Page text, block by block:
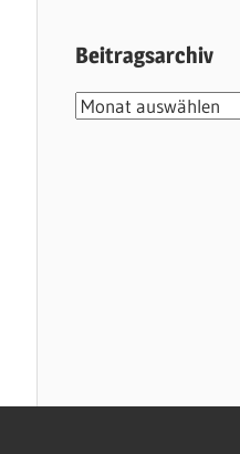
Beitragsarchiv
Beitragsarchiv